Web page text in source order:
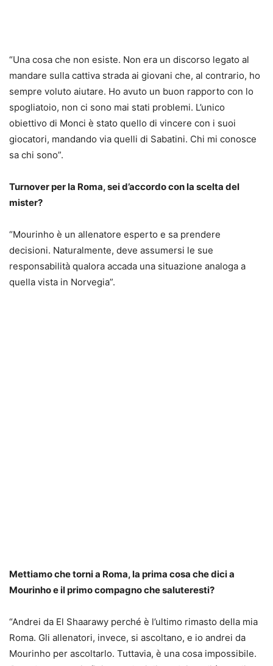
“Una cosa che non esiste. Non era un discorso legato al
mandare sulla cattiva strada ai giovani che, al contrario, ho
sempre voluto aiutare. Ho avuto un buon rapporto con lo
spogliatoio, non ci sono mai stati problemi. L’unico
obiettivo di Monci è stato quello di vincere con i suoi
giocatori, mandando via quelli di Sabatini. Chi mi conosce
sa chi sono”.
Turnover per la Roma, sei d’accordo con la scelta del
mister?
“Mourinho è un allenatore esperto e sa prendere
decisioni. Naturalmente, deve assumersi le sue
responsabilità qualora accada una situazione analoga a
quella vista in Norvegia”.
Mettiamo che torni a Roma, la prima cosa che dici a
Mourinho e il primo compagno che saluteresti?
“Andrei da El Shaarawy perché è l’ultimo rimasto della mia
Roma. Gli allenatori, invece, si ascoltano, e io andrei da
Mourinho per ascoltarlo. Tuttavia, è una cosa impossibile.